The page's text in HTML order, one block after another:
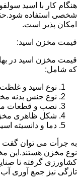
هنگام کار با اسید
شخصی استفاده
امکان پذیر است.
قیمت مخزن اسید:
قیمت مخزن اسید در
که شامل:
نوع اسید و
نوع جنس بدنه
نصب و قطعات
شکل ظاهری
دما و دانسیته
به جرأت می توان گفت
نوع مخزن هستند.این
کشاورزی گرفته تا
تازگی نیز جمع آوری